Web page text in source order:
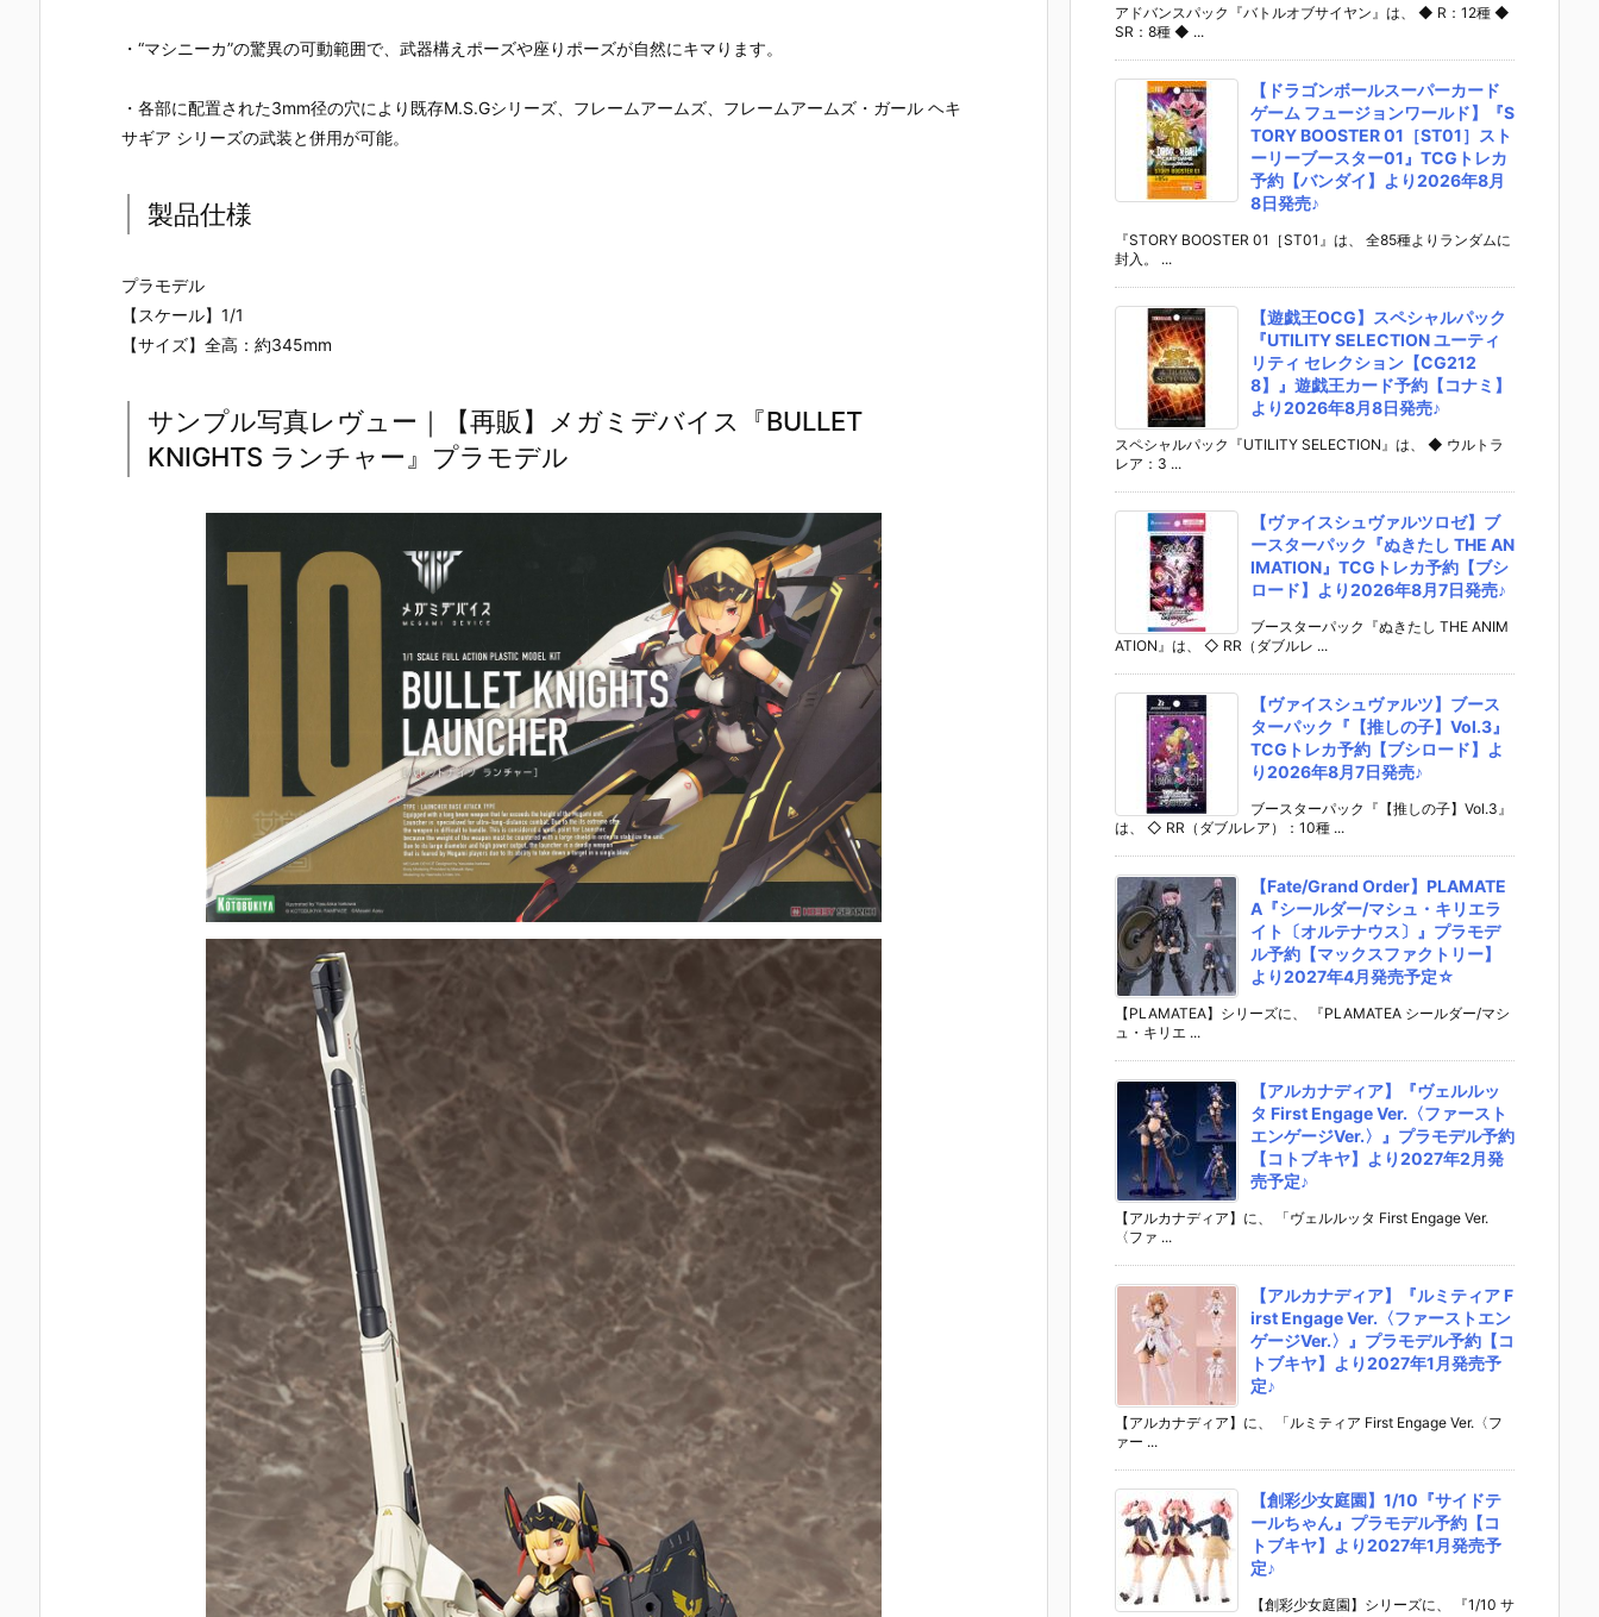
・“マシニーカ”の驚異の可動範囲で、武器構えポーズや座りポーズが自然にキマります。
・各部に配置された3mm径の穴により既存M.S.Gシリーズ、フレームアームズ、フレームアームズ・ガール ヘキ
サギア シリーズの武装と併用が可能。
製品仕様
プラモデル
【スケール】1/1
【サイズ】全高：約345mm
サンプル写真レヴュー｜【再販】メガミデバイス『BULLET
KNIGHTS ランチャー』プラモデル
アドバンスパック『バトルオブサイヤン』は、 ◆ R：12種 ◆
SR：8種 ◆ ...
【ドラゴンボールスーパーカード
ゲーム フュージョンワールド】『S
TORY BOOSTER 01［ST01］スト
ーリーブースター01』TCGトレカ
予約【バンダイ】より2026年8月
8日発売♪
『STORY BOOSTER 01［ST01』は、 全85種よりランダムに
封入。 ...
【遊戯王OCG】スペシャルパック
『UTILITY SELECTION ユーティ
リティ セレクション【CG212
8】』遊戯王カード予約【コナミ】
より2026年8月8日発売♪
スペシャルパック『UTILITY SELECTION』は、 ◆ ウルトラ
レア：3 ...
【ヴァイスシュヴァルツロゼ】ブ
ースターパック『ぬきたし THE AN
IMATION』TCGトレカ予約【ブシ
ロード】より2026年8月7日発売♪
ブースターパック『ぬきたし THE ANIM
ATION』は、 ◇ RR（ダブルレ ...
【ヴァイスシュヴァルツ】ブース
ターパック『【推しの子】Vol.3』
TCGトレカ予約【ブシロード】よ
り2026年8月7日発売♪
ブースターパック『【推しの子】Vol.3』
は、 ◇ RR（ダブルレア）：10種 ...
【Fate/Grand Order】PLAMATE
A『シールダー/マシュ・キリエラ
イト〔オルテナウス〕』プラモデ
ル予約【マックスファクトリー】
より2027年4月発売予定☆
【PLAMATEA】シリーズに、 『PLAMATEA シールダー/マシ
ュ・キリエ ...
【アルカナディア】『ヴェルルッ
タ First Engage Ver.〈ファースト
エンゲージVer.〉』プラモデル予約
【コトブキヤ】より2027年2月発
売予定♪
【アルカナディア】に、 「ヴェルルッタ First Engage Ver.
〈ファ ...
【アルカナディア】『ルミティア F
irst Engage Ver.〈ファーストエン
ゲージVer.〉』プラモデル予約【コ
トブキヤ】より2027年1月発売予
定♪
【アルカナディア】に、 「ルミティア First Engage Ver.〈フ
ァー ...
【創彩少女庭園】1/10『サイドテ
ールちゃん』プラモデル予約【コ
トブキヤ】より2027年1月発売予
定♪
【創彩少女庭園】シリーズに、 『1/10 サ